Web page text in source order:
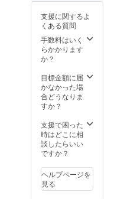
支援に関するよ
くある質問
手数料はいく
らかかります
か？
目標金額に届
かなかった場
合どうなりま
すか？
支援で困った
時はどこに相
談したらいい
ですか？
ヘルプページを
見る